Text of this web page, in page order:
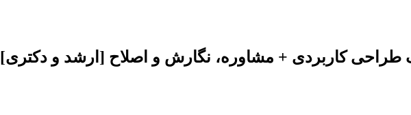
طراحی کاربردی + مشاوره، نگارش و اصلاح [ارشد و دکتری]